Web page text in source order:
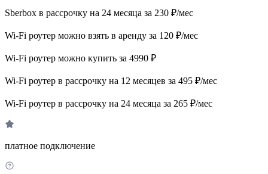
Sberbox в рассрочку на 24 месяца за 230 ₽/мес
Wi-Fi роутер можно взять в аренду за 120 ₽/мес
Wi-Fi роутер можно купить за 4990 ₽
Wi-Fi роутер в рассрочку на 12 месяцев за 495 ₽/мес
Wi-Fi роутер в рассрочку на 24 месяца за 265 ₽/мес
платное подключение